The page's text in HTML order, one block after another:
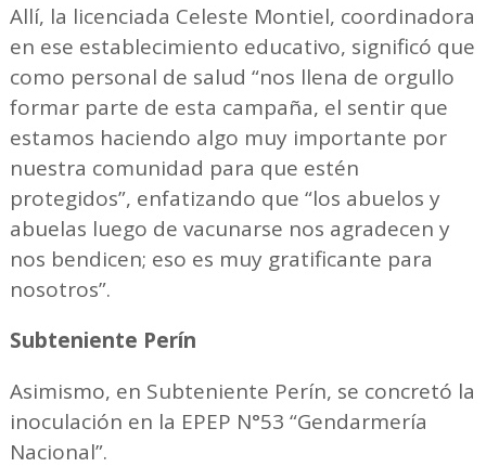
Allí, la licenciada Celeste Montiel, coordinadora
en ese establecimiento educativo, significó que
como personal de salud “nos llena de orgullo
formar parte de esta campaña, el sentir que
estamos haciendo algo muy importante por
nuestra comunidad para que estén
protegidos”, enfatizando que “los abuelos y
abuelas luego de vacunarse nos agradecen y
nos bendicen; eso es muy gratificante para
nosotros”.
Subteniente Perín
Asimismo, en Subteniente Perín, se concretó la
inoculación en la EPEP N°53 “Gendarmería
Nacional”.